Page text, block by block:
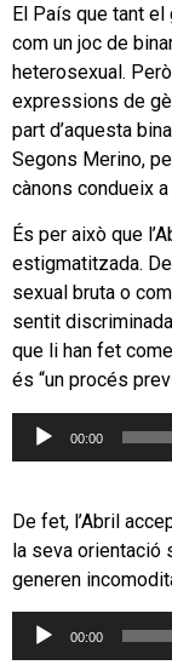
El País que tant
com un joc de
heterosexual.
expressions de
part d’aquesta
Segons Merino,
cànons condueix
És per això que
estigmatitzada.
sexual bruta o
sentit
que li han fet
és “un procés
Reproductor
00:00
De fet, l’Abril
la seva orientació
generen
Reproductor
00:00